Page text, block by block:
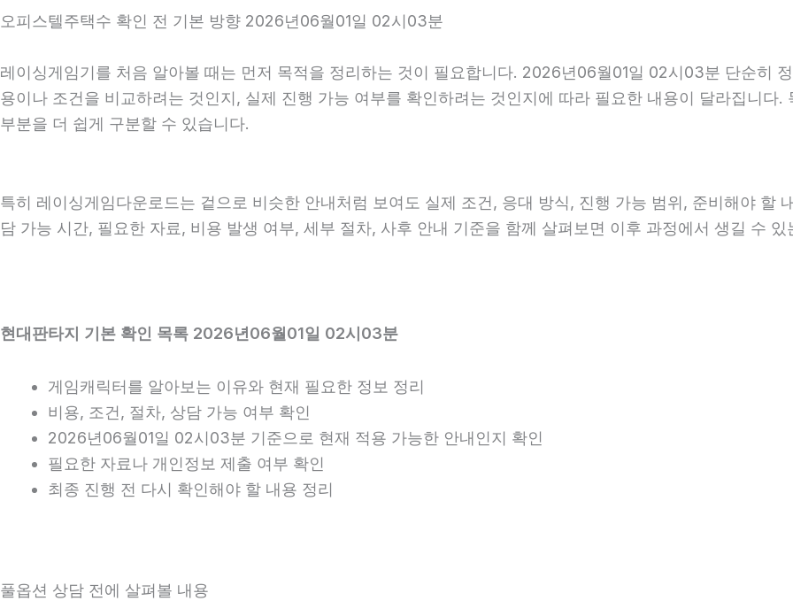
오피스텔주택수 확인 전 기본 방향 2026년06월01일 02시03분
레이싱게임기를 처음 알아볼 때는 먼저 목적을 정리하는 것이 필요합니다. 2026년06월01일 02시03분 단순히
용이나 조건을 비교하려는 것인지, 실제 진행 가능 여부를 확인하려는 것인지에 따라 필요한 내용이 달라집니다
부분을 더 쉽게 구분할 수 있습니다.
특히 레이싱게임다운로드는 겉으로 비슷한 안내처럼 보여도 실제 조건, 응대 방식, 진행 가능 범위, 준비해야
담 가능 시간, 필요한 자료, 비용 발생 여부, 세부 절차, 사후 안내 기준을 함께 살펴보면 이후 과정에서 생길 수
현대판타지 기본 확인 목록 2026년06월01일 02시03분
게임캐릭터를 알아보는 이유와 현재 필요한 정보 정리
비용, 조건, 절차, 상담 가능 여부 확인
2026년06월01일 02시03분 기준으로 현재 적용 가능한 안내인지 확인
필요한 자료나 개인정보 제출 여부 확인
최종 진행 전 다시 확인해야 할 내용 정리
풀옵션 상담 전에 살펴볼 내용